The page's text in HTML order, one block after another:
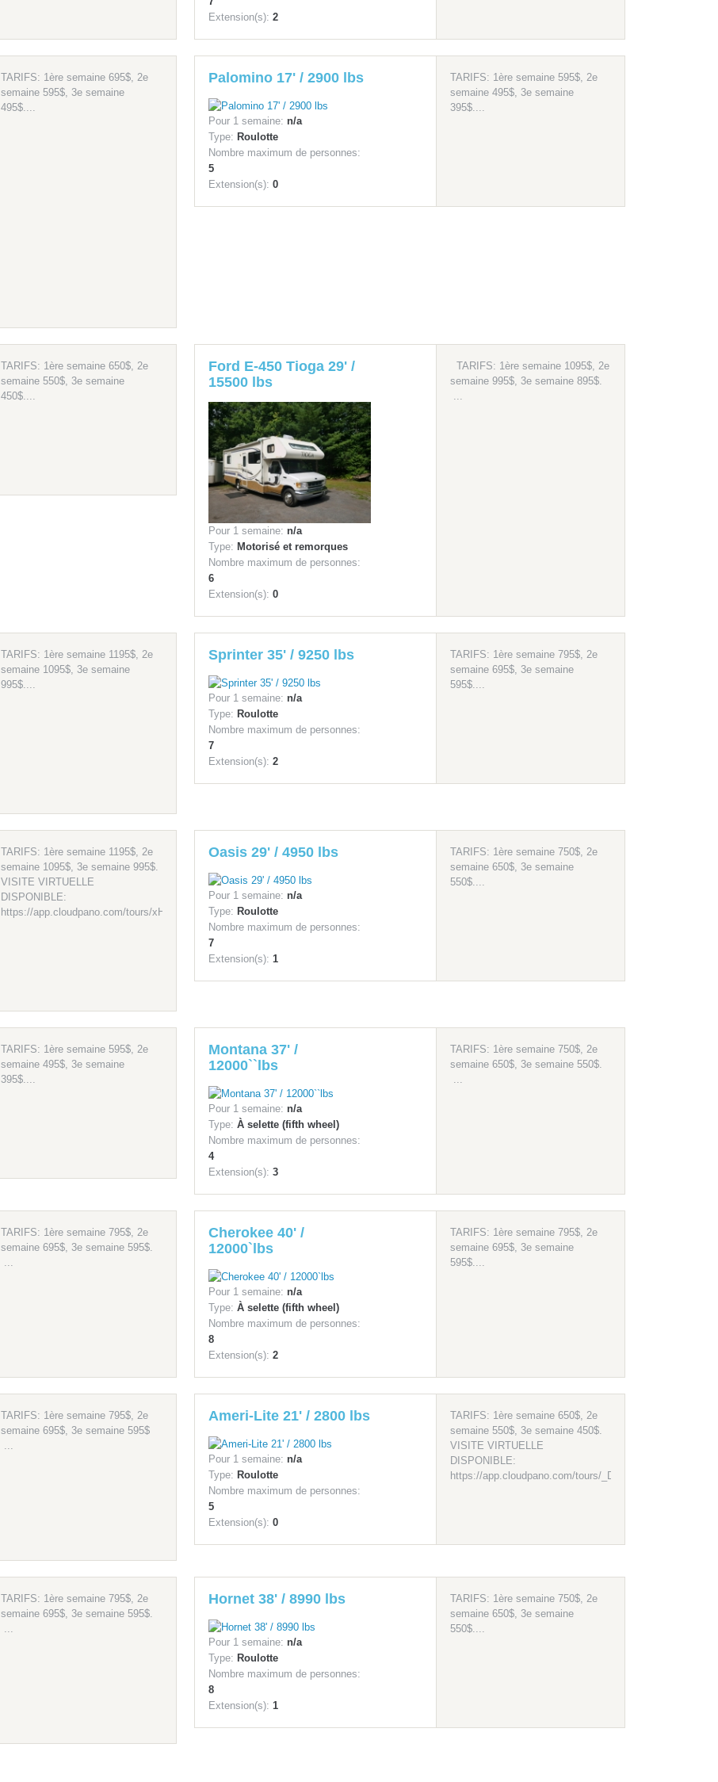
Extension(s): 2
TARIFS: 1ère semaine 695$, 2e
semaine 595$, 3e semaine
495$....
Palomino 17' / 2900 lbs
Pour 1 semaine: n/a
Type: Roulotte
Nombre maximum de personnes:
5
Extension(s): 0
TARIFS: 1ère semaine 595$, 2e
semaine 495$, 3e semaine
395$....
TARIFS: 1ère semaine 650$, 2e
semaine 550$, 3e semaine
450$....
Ford E-450 Tioga 29' /
15500 lbs
Pour 1 semaine: n/a
Type: Motorisé et remorques
Nombre maximum de personnes:
6
Extension(s): 0
TARIFS: 1ère semaine 1095$, 2e
semaine 995$, 3e semaine 895$.
...
TARIFS: 1ère semaine 1195$, 2e
semaine 1095$, 3e semaine
995$....
Sprinter 35' / 9250 lbs
Pour 1 semaine: n/a
Type: Roulotte
Nombre maximum de personnes:
7
Extension(s): 2
TARIFS: 1ère semaine 795$, 2e
semaine 695$, 3e semaine
595$....
TARIFS: 1ère semaine 1195$, 2e
semaine 1095$, 3e semaine 995$.
VISITE VIRTUELLE
DISPONIBLE:
https://app.cloudpano.com/tours/xHEb1X0GpxcT...
Oasis 29' / 4950 lbs
Pour 1 semaine: n/a
Type: Roulotte
Nombre maximum de personnes:
7
Extension(s): 1
TARIFS: 1ère semaine 750$, 2e
semaine 650$, 3e semaine
550$....
TARIFS: 1ère semaine 595$, 2e
semaine 495$, 3e semaine
395$....
Montana 37' /
12000``lbs
Pour 1 semaine: n/a
Type: À selette (fifth wheel)
Nombre maximum de personnes:
4
Extension(s): 3
TARIFS: 1ère semaine 750$, 2e
semaine 650$, 3e semaine 550$.
...
TARIFS: 1ère semaine 795$, 2e
semaine 695$, 3e semaine 595$.
...
Cherokee 40' /
12000`lbs
Pour 1 semaine: n/a
Type: À selette (fifth wheel)
Nombre maximum de personnes:
8
Extension(s): 2
TARIFS: 1ère semaine 795$, 2e
semaine 695$, 3e semaine
595$....
TARIFS: 1ère semaine 795$, 2e
semaine 695$, 3e semaine 595$
...
Ameri-Lite 21' / 2800 lbs
Pour 1 semaine: n/a
Type: Roulotte
Nombre maximum de personnes:
5
Extension(s): 0
TARIFS: 1ère semaine 650$, 2e
semaine 550$, 3e semaine 450$.
VISITE VIRTUELLE
DISPONIBLE:
https://app.cloudpano.com/tours/_DDi1mrUOwr...
TARIFS: 1ère semaine 795$, 2e
semaine 695$, 3e semaine 595$.
...
Hornet 38' / 8990 lbs
Pour 1 semaine: n/a
Type: Roulotte
Nombre maximum de personnes:
8
Extension(s): 1
TARIFS: 1ère semaine 750$, 2e
semaine 650$, 3e semaine
550$....